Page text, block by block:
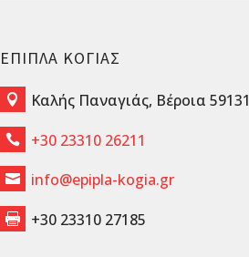
ΕΠΙΠΛΑ ΚΟΓΙΑΣ
 Καλής Παναγιάς, Βέροια 59131
 +30 23310 26211
 info@epipla-kogia.gr
 +30 23310 27185